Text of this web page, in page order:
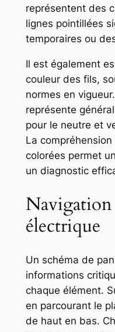
représentent des
lignes pointillées
temporaires ou
Il est également
couleur des fils,
normes en
représente
pour le neutre et
La
colorées permet
un diagnostic
Navigation
électrique
Un schéma de
informations
chaque élément.
en parcourant le
de haut en bas.